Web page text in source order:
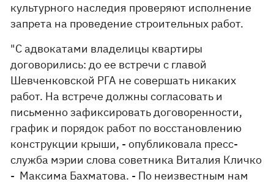
культурного наследия проверяют исполнение
запрета на проведение строительных работ.
"С адвокатами владелицы квартиры
договорились: до ее встречи с главой
Шевченковской РГА не совершать никаких
работ. На встрече должны согласовать и
письменно зафиксировать договоренности,
график и порядок работ по восстановлению
конструкции крыши, - опубликовала пресс-
служба мэрии слова советника Виталия Кличко
- Максима Бахматова. - По неизвестным нам